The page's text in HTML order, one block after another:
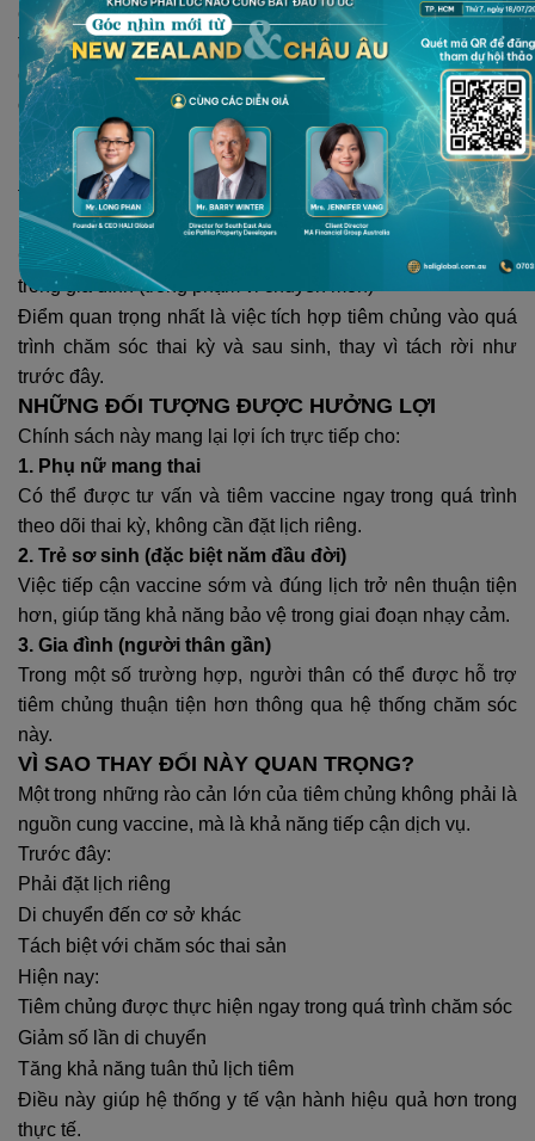
CỤ THỂ, ĐIỀU GÌ ĐÃ THAY ĐỔI?
Trước đây, việc tiêm vaccine thường được thực hiện tại
các cơ sở riêng biệt như phòng khám hoặc trung tâm tiêm
chủng.
Hiện nay, với thay đổi mới:
Nữ hộ sinh có thể cung cấp nhiều loại vaccine hơn so với
trước
Không chỉ giới hạn ở phụ nữ mang thai
Có thể hỗ trợ tiêm cho trẻ sơ sinh và một số thành viên
trong gia đình (trong phạm vi chuyên môn)
Điểm quan trọng nhất là việc tích hợp tiêm chủng vào quá
trình chăm sóc thai kỳ và sau sinh, thay vì tách rời như
trước đây.
NHỮNG ĐỐI TƯỢNG ĐƯỢC HƯỞNG LỢI
Chính sách này mang lại lợi ích trực tiếp cho:
1. Phụ nữ mang thai
Có thể được tư vấn và tiêm vaccine ngay trong quá trình
theo dõi thai kỳ, không cần đặt lịch riêng.
2. Trẻ sơ sinh (đặc biệt năm đầu đời)
Việc tiếp cận vaccine sớm và đúng lịch trở nên thuận tiện
hơn, giúp tăng khả năng bảo vệ trong giai đoạn nhạy cảm.
3. Gia đình (người thân gần)
Trong một số trường hợp, người thân có thể được hỗ trợ
tiêm chủng thuận tiện hơn thông qua hệ thống chăm sóc
này.
VÌ SAO THAY ĐỔI NÀY QUAN TRỌNG?
Một trong những rào cản lớn của tiêm chủng không phải là
nguồn cung vaccine, mà là khả năng tiếp cận dịch vụ.
Trước đây:
Phải đặt lịch riêng
Di chuyển đến cơ sở khác
Tách biệt với chăm sóc thai sản
Hiện nay:
Tiêm chủng được thực hiện ngay trong quá trình chăm sóc
Giảm số lần di chuyển
Tăng khả năng tuân thủ lịch tiêm
Điều này giúp hệ thống y tế vận hành hiệu quả hơn trong
thực tế.